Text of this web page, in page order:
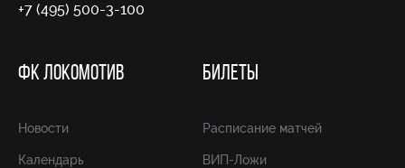
+7 (495) 500-3-100
ФК ЛОКОМОТИВ
Новости
Календарь
БИЛЕТЫ
Расписание матчей
ВИП-Ложи